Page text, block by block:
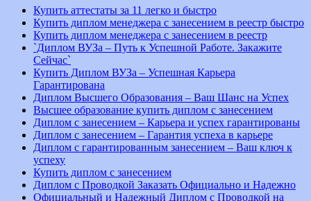
Купить аттестаты за 11 легко и быстро
Купить диплом менеджера с занесением в реестр быстро
Купить диплом менеджера с занесением в реестр
`Диплом ВУЗа – Путь к Успешной Работе. Закажите
Сейчас`
Купить Диплом ВУЗа – Успешная Карьера
Гарантирована
Диплом Высшего Образования – Ваш Шанс на Успех
Высшее образование купить диплом с занесением
Диплом с занесением – Карьера и успех гарантированы
Диплом с занесением – Гарантия успеха в карьере
Диплом с гарантированным занесением – Ваш ключ к
успеху
Купить диплом с занесением
Диплом с Проводкой Заказать Официально и Надежно
Официальный и Надежный Диплом с Проводкой на